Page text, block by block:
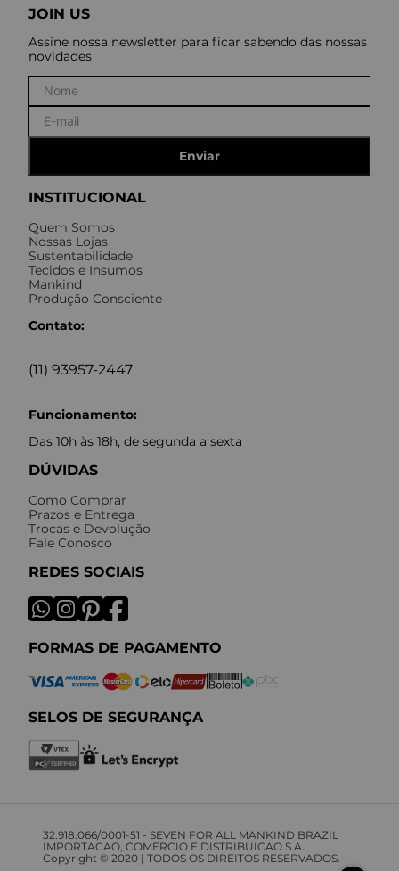
INSTITUCIONAL
Quem Somos
Nossas Lojas
Sustentabilidade
Tecidos e Insumos
Mankind
Produção Consciente
Contato:
(11) 93957-2447
Funcionamento:
Das 10h às 18h, de segunda a sexta
DÚVIDAS
Como Comprar
Prazos e Entrega
Trocas e Devolução
Fale Conosco
REDES SOCIAIS
FORMAS DE PAGAMENTO
SELOS DE SEGURANÇA
JOIN US
Assine nossa newsletter para ficar sabendo das nossas
novidades
Enviar
32.918.066/0001-51 - SEVEN FOR ALL MANKIND BRAZIL
IMPORTACAO, COMERCIO E DISTRIBUICAO S.A.
Copyright © 2020 | TODOS OS DIREITOS RESERVADOS.